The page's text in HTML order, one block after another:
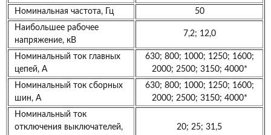
Номинальная частота, Гц
50
Наибольшее рабочее
напряжение, кВ
7,2; 12,0
Номинальный ток главных
цепей, А
630; 800; 1000; 1250; 1600;
2000; 2500; 3150; 4000*
Номинальный ток сборных
шин, А
630; 800; 1000; 1250; 1600;
2000; 2500; 3150; 4000*
Номинальный ток
отключения выключателей,
20; 25; 31,5